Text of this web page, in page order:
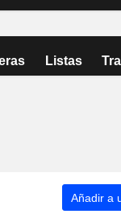
Listas
Añadir a